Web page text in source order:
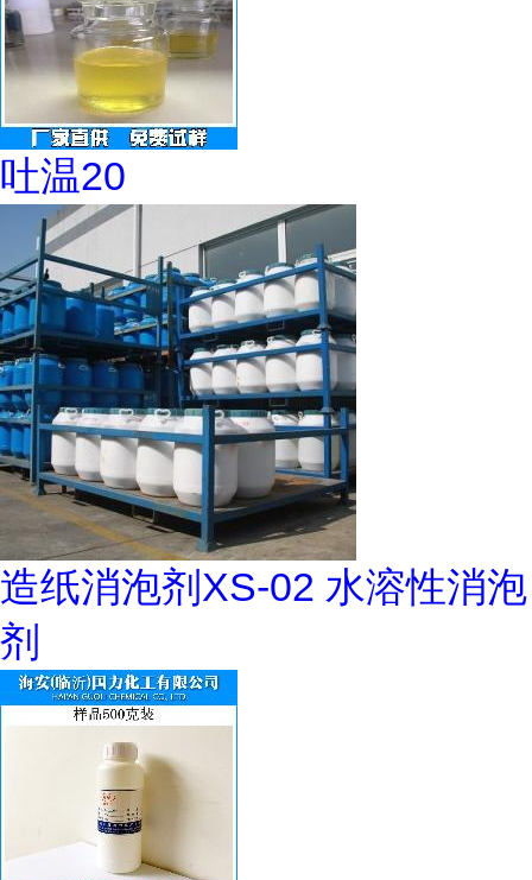
吐温20
造纸消泡剂XS-02 水溶性消泡
剂